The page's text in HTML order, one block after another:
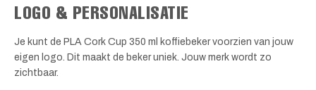
LOGO & PERSONALISATIE
Je kunt de PLA Cork Cup 350 ml koffiebeker voorzien van jouw
eigen logo. Dit maakt de beker uniek. Jouw merk wordt zo
zichtbaar.